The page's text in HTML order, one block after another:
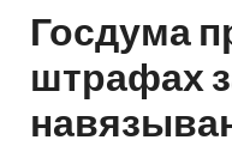
Госдума
штрафах